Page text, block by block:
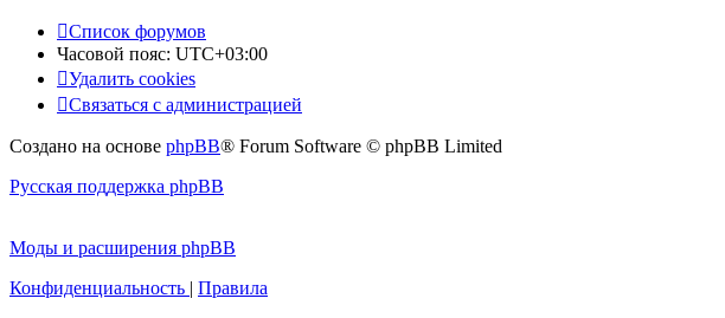
Список форумов
Часовой пояс: UTC+03:00
Удалить cookies
Связаться с администрацией
Создано на основе phpBB® Forum Software © phpBB Limited
Русская поддержка phpBB
Моды и расширения phpBB
Конфиденциальность | Правила